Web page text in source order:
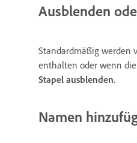
Ausblenden
Standardmäßig werden
enthalten oder wenn
Stapel ausblenden.
Namen